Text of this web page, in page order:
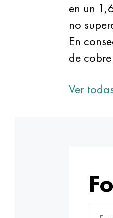
en un
no
En
de
Ver